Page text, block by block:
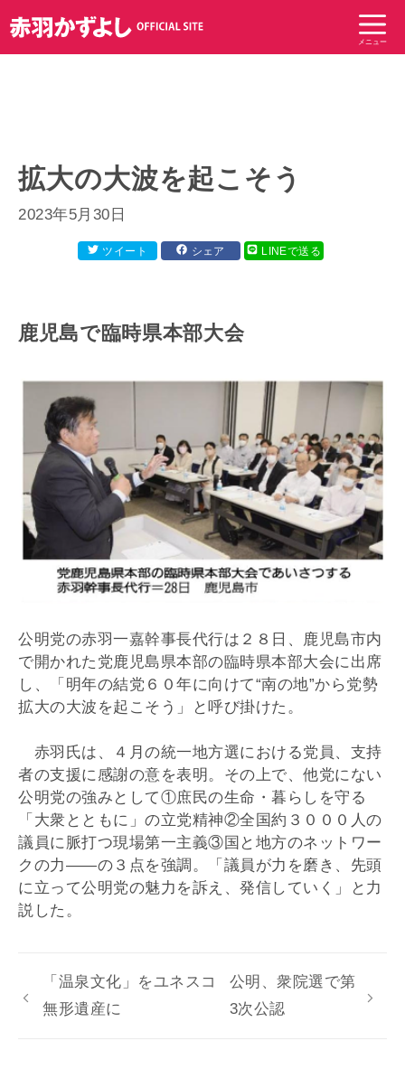
ン
テ
メニュー
拡大の大波を起こそう
2023年5月30日
ツイート シェア LINEで送る
鹿児島で臨時県本部大会
公明党の赤羽一嘉幹事長代行は２８日、鹿児島市内
で開かれた党鹿児島県本部の臨時県本部大会に出席
し、「明年の結党６０年に向けて“南の地”から党勢
拡大の大波を起こそう」と呼び掛けた。
赤羽氏は、４月の統一地方選における党員、支持
者の支援に感謝の意を表明。その上で、他党にない
公明党の強みとして①庶民の生命・暮らしを守る
「大衆とともに」の立党精神②全国約３０００人の
議員に脈打つ現場第一主義③国と地方のネットワー
クの力――の３点を強調。「議員が力を磨き、先頭
に立って公明党の魅力を訴え、発信していく」と力
説した。
「温泉文化」をユネスコ
無形遺産に
公明、衆院選で第
3次公認